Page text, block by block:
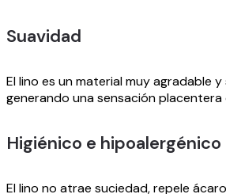
Suavidad
El lino es un material muy agradable
generando una sensación placentera
Higiénico e hipoalergénico
El lino no atrae suciedad, repele